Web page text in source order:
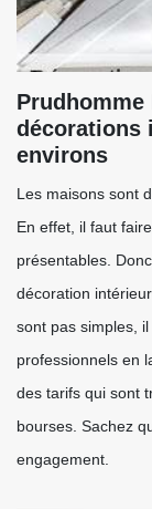
décorations
environs
Les maisons sont
En effet, il faut
présentables.
décoration
sont pas simples,
professionnels en
des tarifs qui sont
bourses. Sachez
engagement.